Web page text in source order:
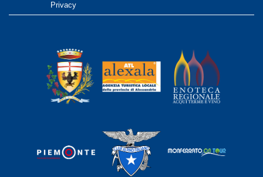
Privacy